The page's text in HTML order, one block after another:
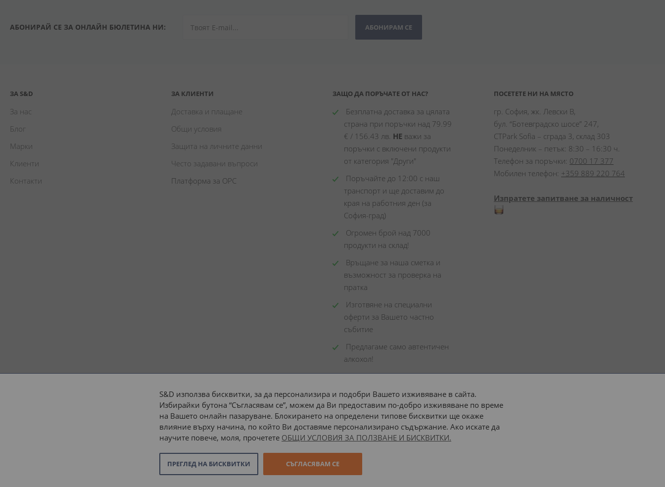
АБОНИРАЙ СЕ ЗА ОНЛАЙН БЮЛЕТИНА НИ: АБОНИРАМ СЕ
ЗА S&D
За нас
Блог
Марки
Клиенти
Контакти
ЗА КЛИЕНТИ
Доставка и плащане
Общи условия
Защита на личните данни
Често задавани въпроси
Платформа за ОРС
ЗАЩО ДА ПОРЪЧАТЕ ОТ НАС?
Безплатна доставка за цялата
страна при поръчки над 79.99
€ / 156.43 лв. НЕ важи за
поръчки с включени продукти
от категория "Други"
Поръчайте до 12:00 с наш
транспорт и ще доставим до
края на работния ден (за
София-град)
Огромен брой над 7000
продукти на склад!
Връщане за наша сметка и
възможност за проверка на
пратка
Изготвяне на специални
оферти за Вашето частно
събитие
Предлагаме само автентичен
алкохол!
ПОСЕТЕТЕ НИ НА МЯСТО
гр. София, жк. Левски В,
бул. “Ботевградско шосе” 247,
CTPark Sofia – сграда 3, склад 303
Понеделник – петък: 8:30 – 16:30 ч.
Телефон за поръчки: 0700 17 377
Мобилен телефон: +359 889 220 764
Изпратете запитване за наличност
Доставка до адрес с: или наш транспорт
© 2026 “С и Д Комерсиал” ООД. Всички права запазени. Онлайн магазин от
S&D използва бисквитки, за да персонализира и подобри Вашето изживяване в сайта.
Избирайки бутона “Съгласявам се”, можем да Ви предоставим по-добро изживяване по време
на Вашето онлайн пазаруване. Блокирането на определени типове бисквитки ще окаже
влияние върху начина, по който Ви доставяме персонализирано съдържание. Ако искате да
научите повече, моля, прочетете ОБЩИ УСЛОВИЯ ЗА ПОЛЗВАНЕ И БИСКВИТКИ.
СЪГЛАСЯВАМ СЕ
ПРЕГЛЕД НА БИСКВИТКИ